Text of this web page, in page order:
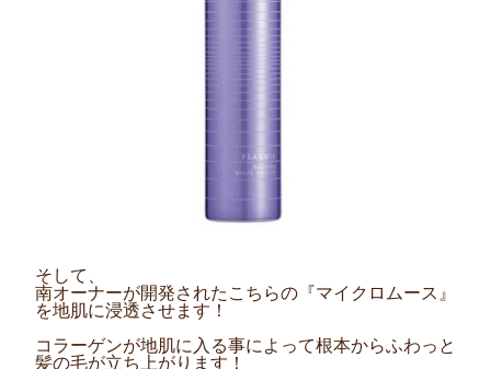
そして、
南オーナーが開発されたこちらの『マイクロムース』
を地肌に浸透させます！
コラーゲンが地肌に入る事によって根本からふわっと
髪の毛が立ち上がります！